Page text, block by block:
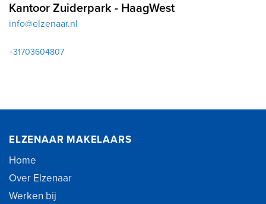
Kantoor Zuiderpark - HaagWest
info@elzenaar.nl
+31703604807
ELZENAAR MAKELAARS
Home
Over Elzenaar
Werken bij